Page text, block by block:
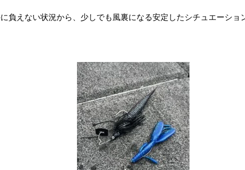
負えない状況から、少しでも風裏になる安定したシチュエーショ